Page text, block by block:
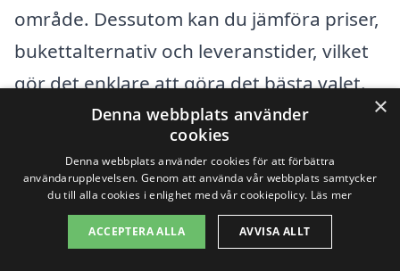
område. Dessutom kan du jämföra priser,
bukettalternativ och leveranstider, vilket
gör det enklare att göra det bästa valet.
Blommor är inte bara vackra att titta på;
de kan också kommunicera känslor som
kärlek, tacksamhet och sympati.
Så varför vänta? Oavsett tillfället finns det
×
Denna webbplats använder
cookies
Denna webbplats använder cookies för att förbättra
användarupplevelsen. Genom att använda vår webbplats samtycker
du till alla cookies i enlighet med vår cookiepolicy. Läs mer
ACCEPTERA ALLA AVVISA ALLT